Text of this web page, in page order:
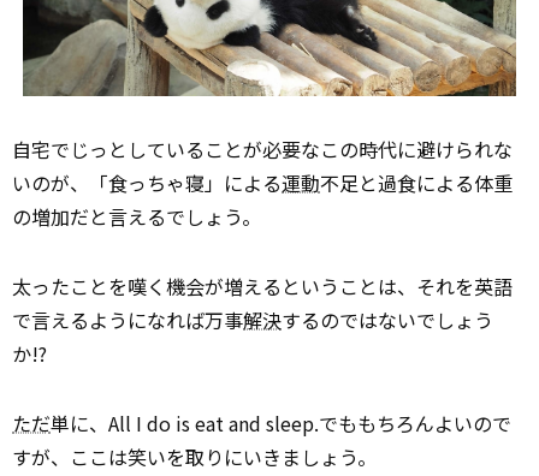
自宅でじっとしていることが必要なこの時代に避けられな
いのが、「食っちゃ寝」による運動不足と過食による体重
の増加だと言えるでしょう。
太ったことを嘆く機会が増えるということは、それを英語
で言えるようになれば万事解決するのではないでしょう
か!?
ただ単に、All I do is eat and sleep.でももちろんよいので
すが、ここは笑いを取りにいきましょう。